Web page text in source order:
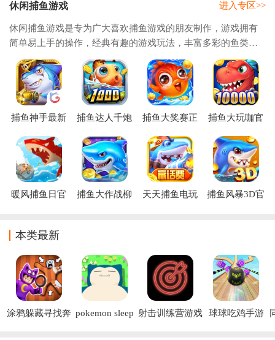
休闲捕鱼游戏
休闲捕鱼游戏是专为广大喜欢捕鱼游戏的朋友制作，游戏拥有
简单易上手的操作，经典有趣的游戏玩法，丰富多彩的鱼类及
炮塔，还拥有超多的活动福利，可以给予玩家超棒的休闲捕鱼
乐趣，为了帮助朋友们更好的下载各种休闲
进入专区>>
捕鱼神手最新
捕鱼达人千炮
捕鱼大奖赛正
捕鱼大玩咖官
暖风捕鱼日官
捕鱼大作战柳
天天捕鱼电玩
捕鱼风暴3D官
本类最新
涂鸦躲藏寻找奔 pokemon sleep 射击训练营游戏
球球吃鸡手游